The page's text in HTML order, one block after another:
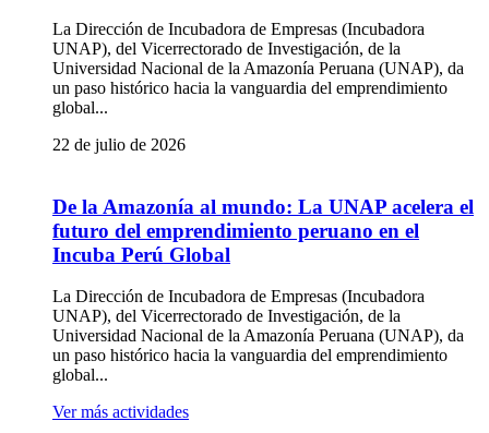
La Dirección de Incubadora de Empresas (Incubadora
UNAP), del Vicerrectorado de Investigación, de la
Universidad Nacional de la Amazonía Peruana (UNAP), da
un paso histórico hacia la vanguardia del emprendimiento
global...
22 de julio de 2026
De la Amazonía al mundo: La UNAP acelera el
futuro del emprendimiento peruano en el
Incuba Perú Global
La Dirección de Incubadora de Empresas (Incubadora
UNAP), del Vicerrectorado de Investigación, de la
Universidad Nacional de la Amazonía Peruana (UNAP), da
un paso histórico hacia la vanguardia del emprendimiento
global...
Ver más actividades